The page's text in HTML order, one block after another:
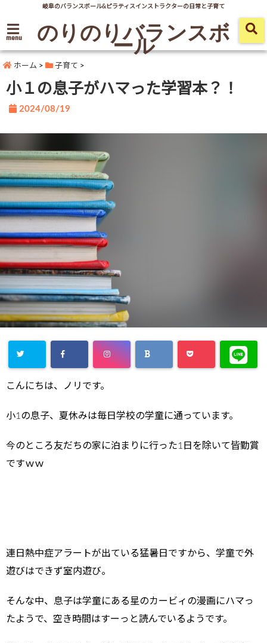
岐阜のバランスボール&ピラティスインストラクターの日常と子育て
menu のりのりバランスボ
ール
ホーム > 子育て >
小１の息子がハマった学習本？！
2024/08/19
こんにちは、ノリです。
小1の息子、夏休みは毎日学校の学童に通っています。
今のところ友だちの家に泊まりに行った1日を除いて皆勤賞
ですｗｗ
連日熱中症アラートが出ている猛暑日ですから、学童で外
遊びはできず室内遊び。
そんな中、息子は学童にある星のカービィの漫画にハマっ
たようで、空き時間はすーっと読んでいるようです。